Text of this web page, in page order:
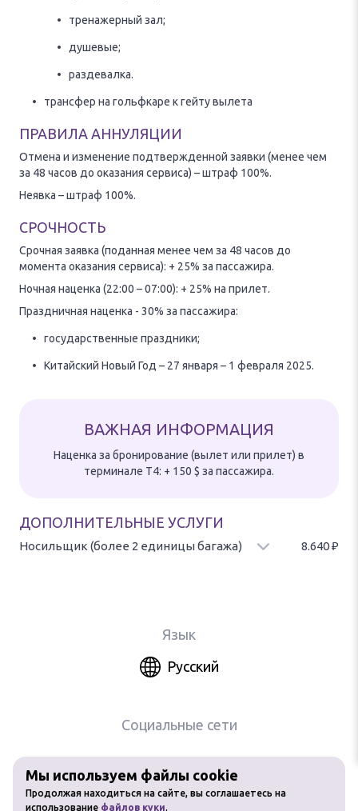
тренажерный зал;
душевые;
раздевалка.
трансфер на гольфкаре к гейту вылета
ПРАВИЛА АННУЛЯЦИИ
Отмена и изменение подтвержденной заявки (менее чем
за 48 часов до оказания сервиса) – штраф 100%.
Неявка – штраф 100%.
СРОЧНОСТЬ
Срочная заявка (поданная менее чем за 48 часов до
момента оказания сервиса): + 25% за пассажира.
Ночная наценка (22:00 – 07:00): + 25% на прилет.
Праздничная наценка - 30% за пассажира:
государственные праздники;
Китайский Новый Год – 27 января – 1 февраля 2025.
ВАЖНАЯ ИНФОРМАЦИЯ
Наценка за бронирование (вылет или прилет) в
терминале T4: + 150 $ за пассажира.
ДОПОЛНИТЕЛЬНЫЕ УСЛУГИ
Носильщик (более 2 единицы багажа) 8.640₽
Мы используем файлы cookie
Продолжая находиться на сайте, вы соглашаетесь на
использование файлов куки.
Язык
Русский
Социальные сети
Любое использование материалов
сайта без разрешения запрещено